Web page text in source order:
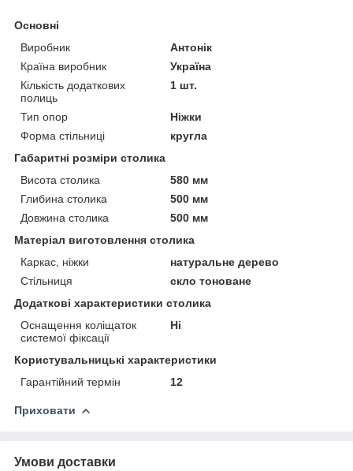
Основні
Виробник
Антонік
Країна виробник
Україна
Кількість додаткових
полиць
1 шт.
Тип опор
Ніжки
Форма стільниці
кругла
Габаритні розміри столика
Висота столика
580 мм
Глибина столика
500 мм
Довжина столика
500 мм
Матеріал виготовлення столика
Каркас, ніжки
натуральне дерево
Стільниця
скло тоноване
Додаткові характеристики столика
Оснащення коліщаток
системої фіксації
Ні
Користувальницькі характеристики
Гарантійний термін
12
Приховати
Умови доставки